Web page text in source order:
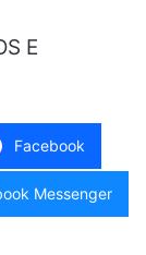
E
Facebook
Messenger